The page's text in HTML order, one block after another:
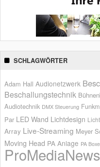
SCHLAGWÖRTER
Adam Hall Audionetzwerk
Beschallungstechnik
Audiotechnik DMX Steuerung
Par LED Wand Lichtdesign
Array Live-Streaming Meyer
Moving Head PA Anlage PA
ProMediaNews